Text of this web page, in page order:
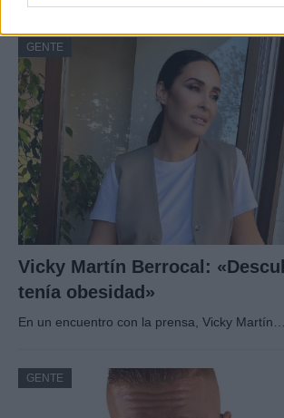
GENTE
Vicky Martín Berrocal:
tenía obesidad»
En un encuentro con la prensa, Vicky Martín…
GENTE